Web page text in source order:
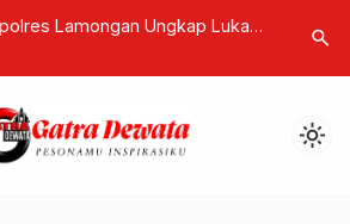
Lamongan Ungkap Luka
Hilang, Empati Justru AbsenDitutup
search
light_mode